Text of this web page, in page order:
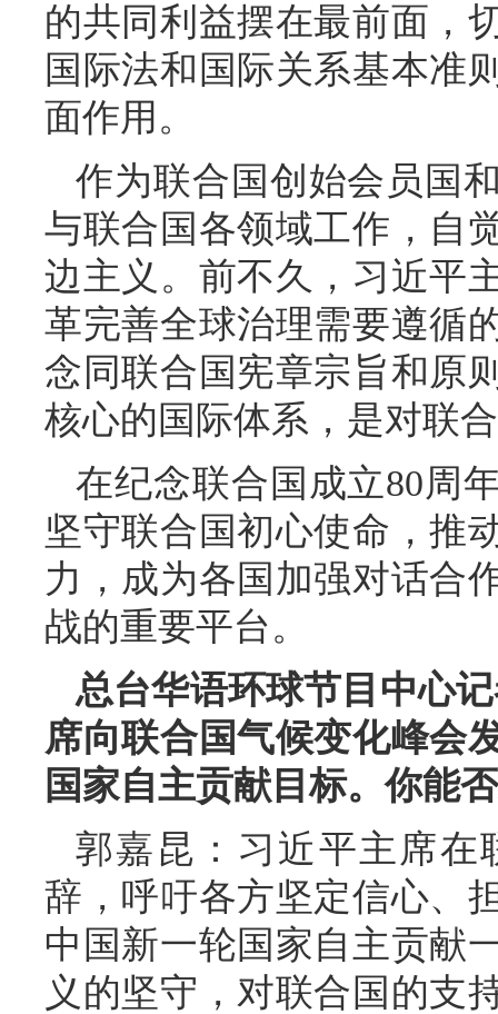
的共同利益摆在最前面，
国际法和国际关系基本准
面作用。
作为联合国创始会员国
与联合国各领域工作，自
边主义。前不久，习近平
革完善全球治理需要遵循
念同联合国宪章宗旨和原
核心的国际体系，是对联
在纪念联合国成立80周
坚守联合国初心使命，推
力，成为各国加强对话合
战的重要平台。
总台华语环球节目中心
席向联合国气候变化峰会
国家自主贡献目标。你能
郭嘉昆：习近平主席在
辞，呼吁各方坚定信心、
中国新一轮国家自主贡献
义的坚守，对联合国的支